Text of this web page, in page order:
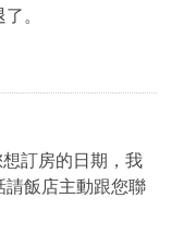
。
訂房的日期，我
請飯店主動跟您聯